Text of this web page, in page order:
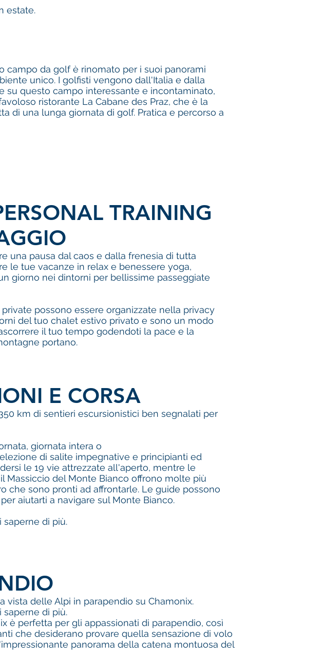
estate.
campo da golf è rinomato per i suoi panorami
unico. I golfisti vengono dall'Italia e dalla
su questo campo interessante e incontaminato,
ristorante La Cabane des Praz, che è la
di una lunga giornata di golf. Pratica e percorso a
TRAINING
una pausa dal caos e dalla frenesia di tutta
le tue vacanze in relax e benessere yoga,
giorno nei dintorni per bellissime passeggiate
possono essere organizzate nella privacy
del tuo chalet estivo privato e sono un modo
il tuo tempo godendoti la pace e la
portano.
E CORSA
km di sentieri escursionistici ben segnalati per
giornata intera o
di salite impegnative e principianti ed
le 19 vie attrezzate all'aperto, mentre le
Massiccio del Monte Bianco offrono molte più
che sono pronti ad affrontarle. Le guide possono
aiutarti a navigare sul Monte Bianco.
saperne di più.
vista delle Alpi in parapendio su Chamonix.
saperne di più.
è perfetta per gli appassionati di parapendio, così
che desiderano provare quella sensazione di volo
panorama della catena montuosa del